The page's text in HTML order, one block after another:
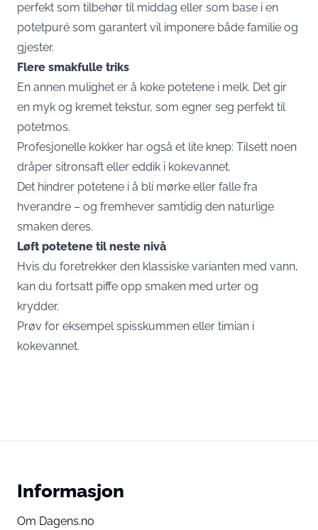
perfekt som tilbehør til middag eller som base i en
potetpuré som garantert vil imponere både familie og
gjester.
Flere smakfulle triks
En annen mulighet er å koke potetene i melk. Det gir
en myk og kremet tekstur, som egner seg perfekt til
potetmos.
Profesjonelle kokker har også et lite knep: Tilsett noen
dråper sitronsaft eller eddik i kokevannet.
Det hindrer potetene i å bli mørke eller falle fra
hverandre – og fremhever samtidig den naturlige
smaken deres.
Løft potetene til neste nivå
Hvis du foretrekker den klassiske varianten med vann,
kan du fortsatt piffe opp smaken med urter og
krydder.
Prøv for eksempel spisskummen eller timian i
kokevannet.
Informasjon
Om Dagens.no